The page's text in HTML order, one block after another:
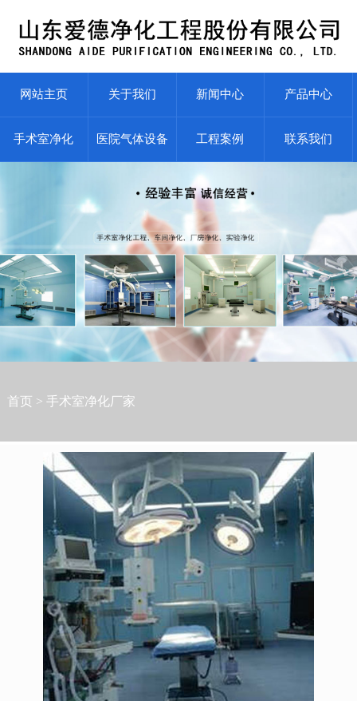
网站主页 关于我们 新闻中心 产品中心
手术室净化 医院气体设备 工程案例 联系我们
首页 > 手术室净化厂家